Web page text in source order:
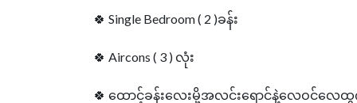
🍀 Single Bedroom ( 2 )ခန်း
🍀 Aircons ( 3 ) လုံး
🍀 ထောင့်ခန်းလေးမို့အလင်းရောင်နဲ့လေဝင်လ